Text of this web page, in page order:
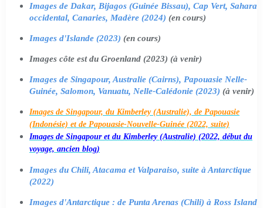
Images de Dakar, Bijagos (Guinée Bissau), Cap Vert, Sahara
occidental, Canaries, Madère (2024) (en cours)
Images d'Islande (2023) (en cours)
Images côte est du Groenland (2023) (à venir)
Images de Singapour, Australie (Cairns), Papouasie Nelle-
Guinée, Salomon, Vanuatu, Nelle-Calédonie (2023) (à venir)
Images de Singapour, du Kimberley (Australie), de Papouasie
(Indonésie) et de Papouasie-Nouvelle-Guinée (2022, suite)
Images de Singapour et du Kimberley (Australie) (2022, début du
voyage, ancien blog)
Images du Chili, Atacama et Valparaiso, suite à Antarctique
(2022)
Images d'Antarctique : de Punta Arenas (Chili) à Ross Island